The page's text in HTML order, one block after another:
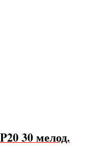
30 мелод.